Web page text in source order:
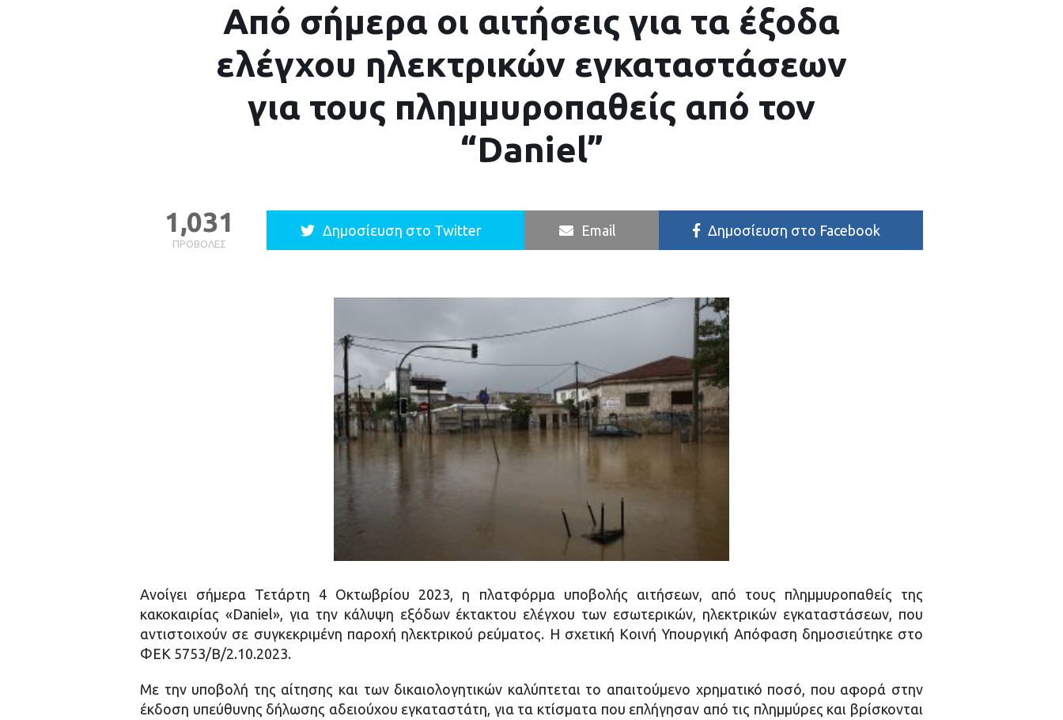
Από σήμερα οι αιτήσεις για τα έξοδα
ελέγχου ηλεκτρικών εγκαταστάσεων
για τους πλημμυροπαθείς από τον
“Daniel”
ΠΡΟΒΟΛΈΣ
1,031 Δημοσίευση στο Twitter Email Δημοσίευση στο Facebook
Ανοίγει σήμερα Τετάρτη 4 Οκτωβρίου 2023, η πλατφόρμα υποβολής αιτήσεων, από τους πλημμυροπαθείς της
κακοκαιρίας «Daniel», για την κάλυψη εξόδων έκτακτου ελέγχου των εσωτερικών, ηλεκτρικών εγκαταστάσεων, που
αντιστοιχούν σε συγκεκριμένη παροχή ηλεκτρικού ρεύματος. Η σχετική Κοινή Υπουργική Απόφαση δημοσιεύτηκε στο
ΦΕΚ 5753/Β/2.10.2023.
Με την υποβολή της αίτησης και των δικαιολογητικών καλύπτεται το απαιτούμενο χρηματικό ποσό, που αφορά στην
έκδοση υπεύθυνης δήλωσης αδειούχου εγκαταστάτη, για τα κτίσματα που επλήγησαν από τις πλημμύρες και βρίσκονται